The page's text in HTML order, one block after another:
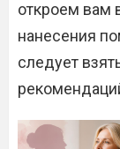
откроем вам
нанесения
следует